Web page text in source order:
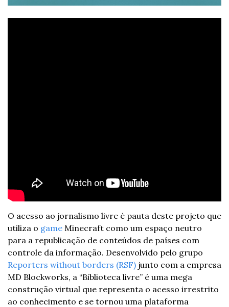
O acesso ao jornalismo livre é pauta deste projeto que
utiliza o game Minecraft como um espaço neutro
para a republicação de conteúdos de países com
Reporters without borders (RSF) junto com a empresa
MD Blockworks, a “Biblioteca livre” é uma mega
construção virtual que representa o acesso irrestrito
ao conhecimento e se tornou uma plataforma